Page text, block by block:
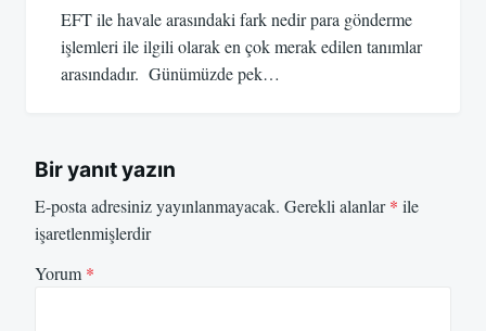
EFT ile havale arasındaki fark nedir para gönderme
işlemleri ile ilgili olarak en çok merak edilen tanımlar
arasındadır. Günümüzde pek…
Bir yanıt yazın
E-posta adresiniz yayınlanmayacak. Gerekli alanlar* ile
işaretlenmişlerdir
Yorum *